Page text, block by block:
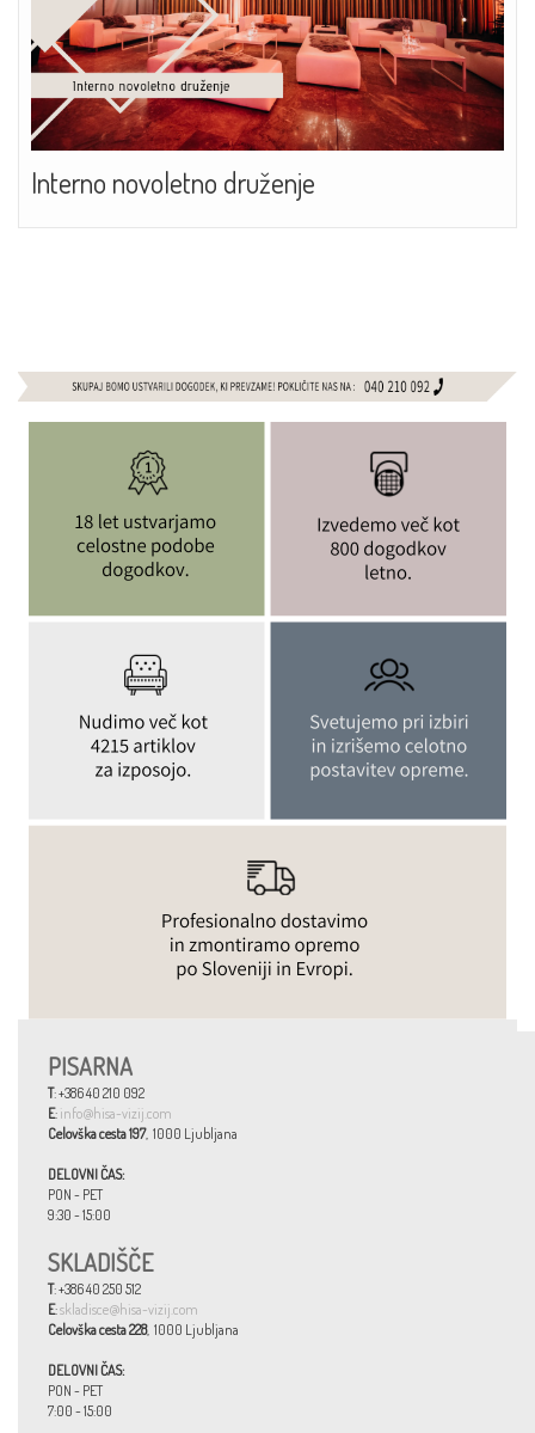
Interno novoletno druženje
PISARNA
T: +386 40 210 092
E: info@hisa-vizij.com
Celovška cesta 197, 1000 Ljubljana
DELOVNI ČAS:
PON - PET
9:30 - 15:00
SKLADIŠČE
T: +386 40 250 512
E:skladisce@hisa-vizij.com
Celovška cesta 228, 1000 Ljubljana
DELOVNI ČAS:
PON - PET
7:00 - 15:00